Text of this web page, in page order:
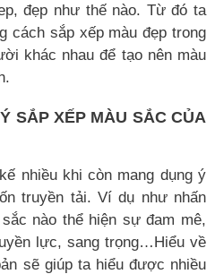
đẹp như thế nào. Từ đó ta
cách sắp xếp màu đẹp trong
khác nhau để tạo nên màu
SẮP XẾP MÀU SẮC CỦA
nhiều khi còn mang dụng ý
truyền tải. Ví dụ như nhấn
nào thể hiện sự đam mê,
lực, sang trọng…Hiểu về
sẽ giúp ta hiểu được nhiều